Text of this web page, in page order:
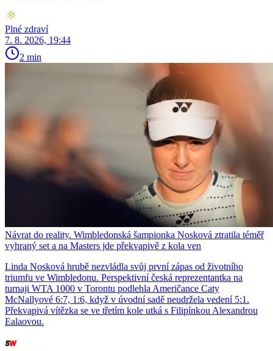
Plné zdraví
7. 8. 2026, 19:44
2 min
Návrat do reality. Wimbledonská šampionka Nosková ztratila téměř
vyhraný set a na Masters jde překvapivě z kola ven
Linda Nosková hrubě nezvládla svůj první zápas od životního
triumfu ve Wimbledonu. Perspektivní česká reprezentantka na
turnaji WTA 1000 v Torontu podlehla Američance Caty
McNallyové 6:7, 1:6, když v úvodní sadě neudržela vedení 5:1.
Překvapivá vítězka se ve třetím kole utká s Filipínkou Alexandrou
Ealaovou.